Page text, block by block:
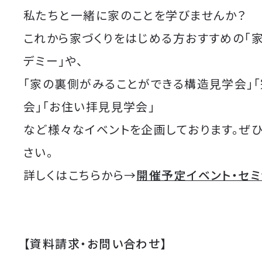
私たちと一緒に家のことを学びませんか？
これから家づくりをはじめる方おすすめの「
デミー」や、
「家の裏側がみることができる構造見学会」
会」「お住い拝見見学会」
など様々なイベントを企画しております。ぜ
さい。
詳しくはこちらから→開催予定イベント・セ
【資料請求・お問い合わせ】